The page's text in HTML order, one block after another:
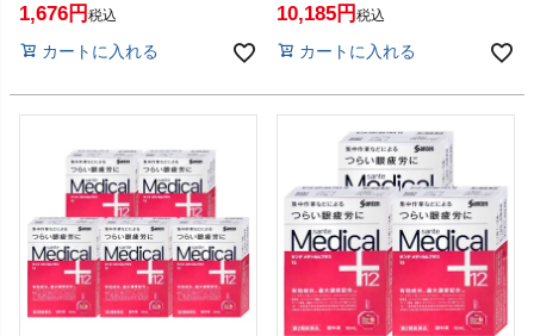
【目薬】【メール便対応商品】
1,676 税込
カートに入れる
【目薬】【宅配便送料無料】
10,185 税込
カートに入れる